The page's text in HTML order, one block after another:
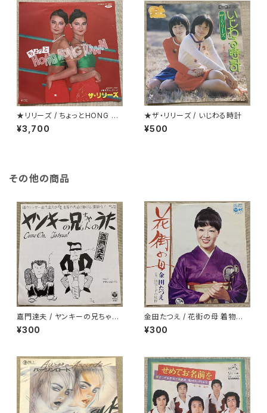
★リリーズ / ちょっとHONG K
ONG TOWN
¥3,700
★ザ・リリーズ / いじわる時計
¥500
その他の商品
嘉門達夫 / ヤンキーの兄ちゃん
のうた
¥300
金田たつえ / 花街の母 着物ジャ
ケ
¥300